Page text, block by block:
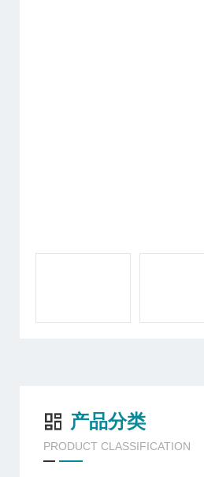
产品分类
PRODUCT CLASSIFICATION